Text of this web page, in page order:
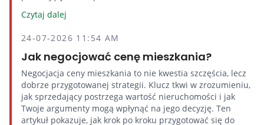
Czytaj dalej
24-07-2026 11:54 AM
Jak negocjować cenę mieszkania?
Negocjacja ceny mieszkania to nie kwestia szczęścia, lecz
dobrze przygotowanej strategii. Klucz tkwi w zrozumieniu,
jak sprzedający postrzega wartość nieruchomości i jak
Twoje argumenty mogą wpłynąć na jego decyzję. Ten
artykuł pokazuje, jak krok po kroku przygotować się do